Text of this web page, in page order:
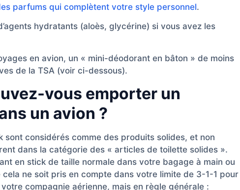
parfums qui complètent votre style personnel.
hydratants (aloès, glycérine) si vous avez les
en avion, un « mini-déodorant en bâton » de moins
de la TSA (voir ci-dessous).
vous emporter un
un avion ?
sont considérés comme des produits solides, et non
dans la catégorie des « articles de toilette solides ».
en stick de taille normale dans votre bagage à main ou
ne soit pris en compte dans votre limite de 3-1-1 pour
compagnie aérienne, mais en règle générale :